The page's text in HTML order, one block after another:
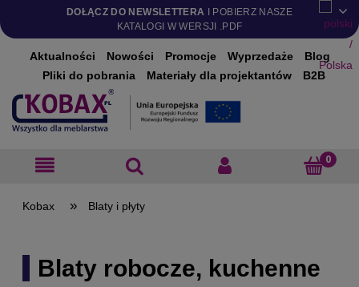
DOŁĄCZ DO NEWSLETTERA I POBIERZ NASZE
KATALOGI W WERSJI .PDF
Aktualności Nowości Promocje Wyprzedaże
Blog
Pliki do pobrania
Materiały dla projektantów B2B
» Blaty i płyty
Blaty robocze, kuchenne